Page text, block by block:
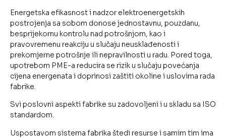
Energetska efikasnost i nadzor elektroenergetskih
postrojenja sa sobom donose jednostavnu, pouzdanu,
besprijekornu kontrolu nad potrošnjom, kao i
pravovremenu reakciju u slučaju neusklađenosti i
prekomjerne potrošnje ili nepravilnosti u radu. Pored toga,
upotrebom PME-a reducira se rizik u slučaju povećanja
cijena energenata i doprinosi zaštiti okoline i uslovima rada
fabrike.
Svi poslovni aspekti fabrike su zadovoljeni i u skladu sa ISO
standardom.
Uspostavom sistema fabrika štedi resurse i samim tim ima